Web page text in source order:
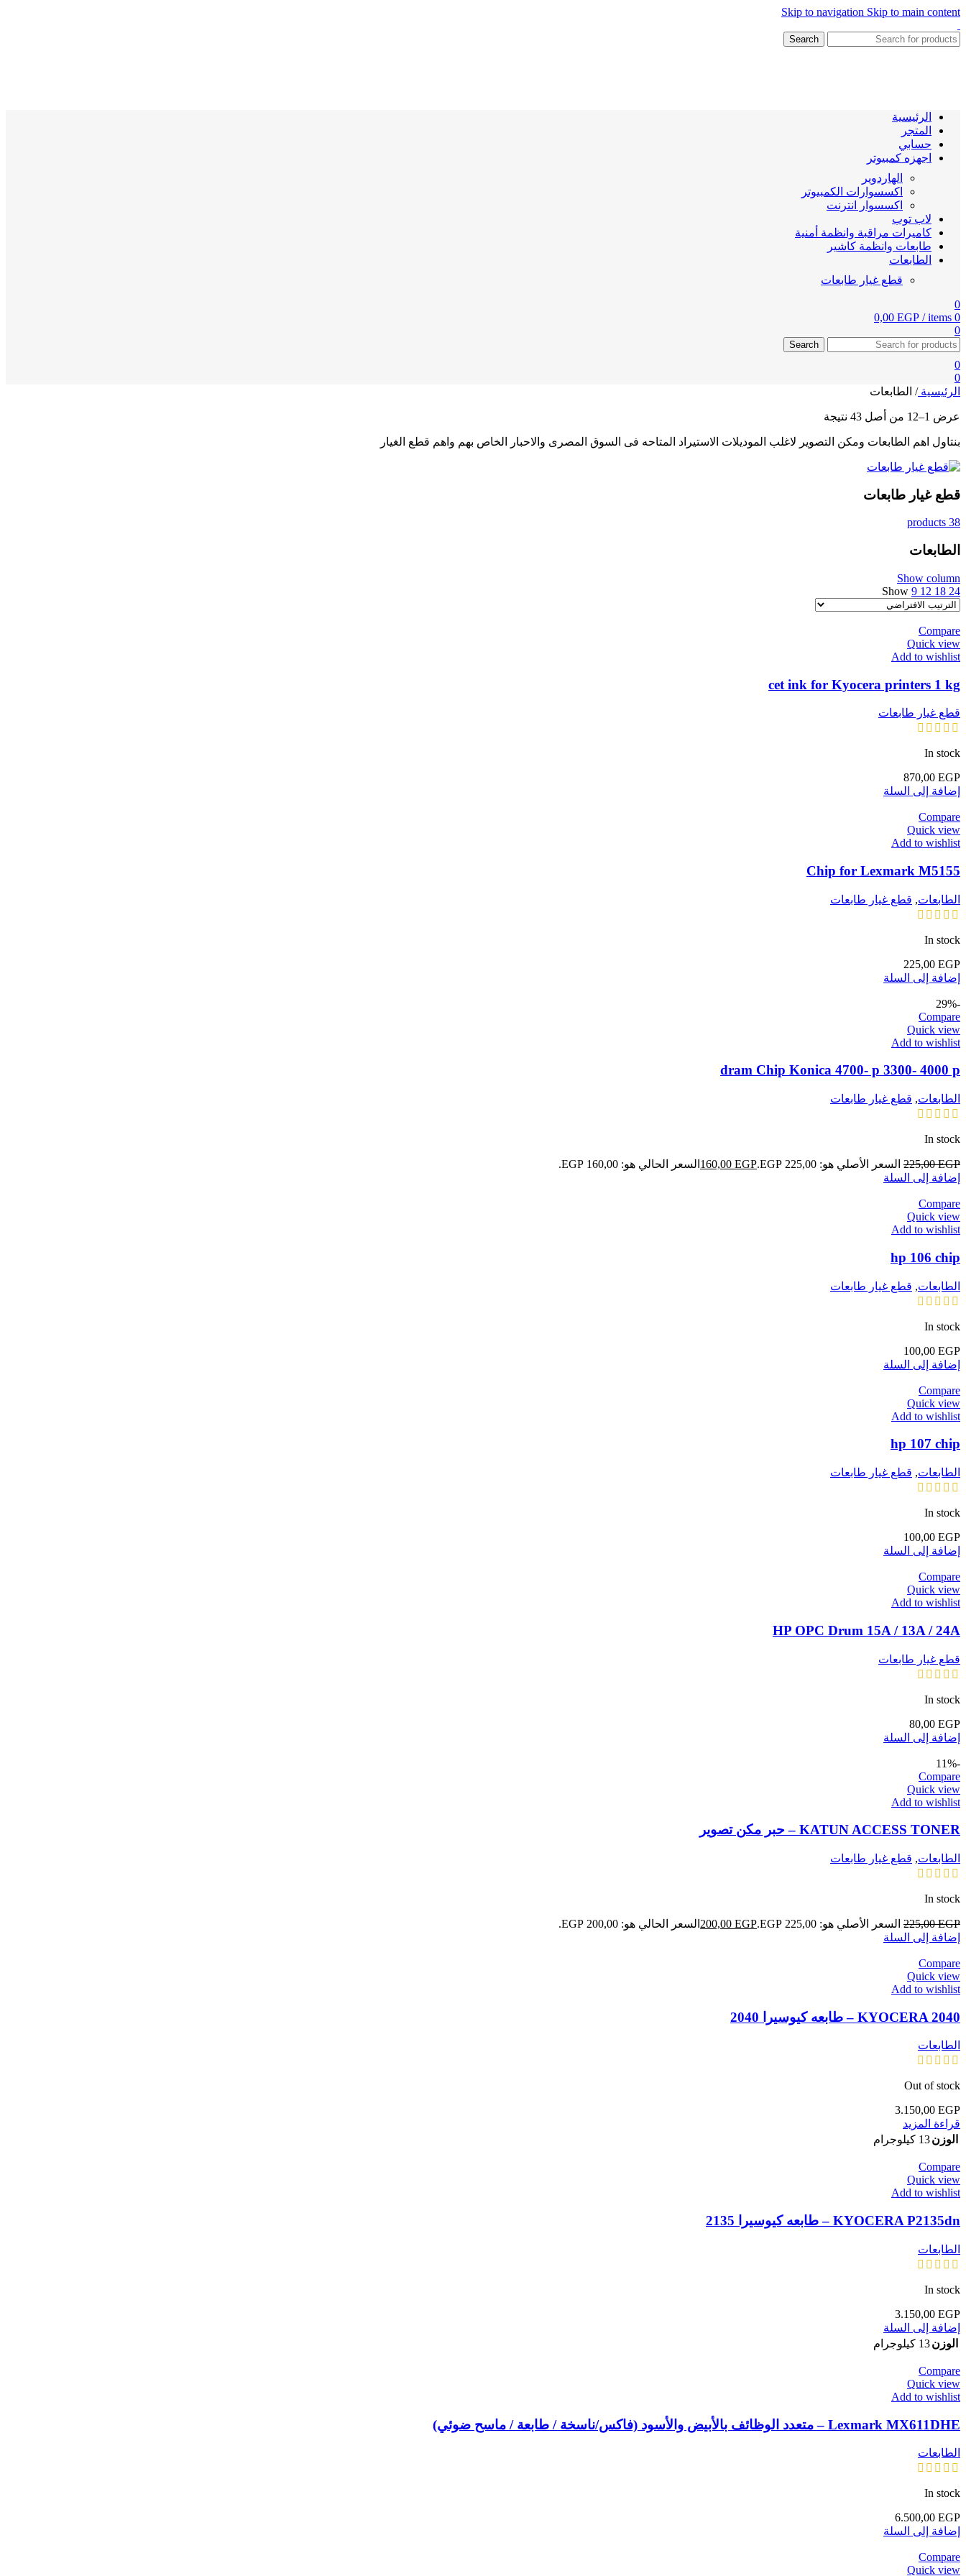
Skip to navigation Skip to main content
Search
الرئيسية
المتجر
حسابي
اجهزه كمبيوتر
الهاردوير
اكسسوارات الكمبيوتر
اكسسوار انترنت
لاب توب
كاميرات مراقبة وانظمة أمنية
طابعات وانظمة كاشير
الطابعات
قطع غيار طابعات
0
0
items
/
0,00 EGP
0
Search
0
0
الرئيسية/ الطابعات
عرض 1–12 من أصل 43 نتيجة
بنتاول اهم الطابعات ومكن التصوير لاغلب الموديلات الاستيراد المتاحه فى السوق المصرى والاحبار الخاص بهم واهم قطع الغيار
قطع غيار طابعات
38 products
الطابعات
Show column
Show 9 12 18 24
Compare
Quick view
Add to wishlist
cet ink for Kyocera printers 1 kg
قطع غيار طابعات
In stock
870,00 EGP
إضافة إلى السلة
Compare
Quick view
Add to wishlist
Chip for Lexmark M5155
الطابعات, قطع غيار طابعات
In stock
225,00 EGP
إضافة إلى السلة
-29%
Compare
Quick view
Add to wishlist
dram Chip Konica 4700- p 3300- 4000 p
الطابعات, قطع غيار طابعات
In stock
225,00EGP السعر الأصلي هو: 225,00 EGP. 160,00 EGP
السعر الحالي هو: 160,00 EGP.
إضافة إلى السلة
Compare
Quick view
Add to wishlist
hp 106 chip
الطابعات, قطع غيار طابعات
In stock
100,00 EGP
إضافة إلى السلة
Compare
Quick view
Add to wishlist
hp 107 chip
الطابعات, قطع غيار طابعات
In stock
100,00 EGP
إضافة إلى السلة
Compare
Quick view
Add to wishlist
HP OPC Drum 15A / 13A / 24A
قطع غيار طابعات
In stock
80,00 EGP
إضافة إلى السلة
-11%
Compare
Quick view
Add to wishlist
KATUN ACCESS TONER – حبر مكن تصوير
الطابعات, قطع غيار طابعات
In stock
225,00EGP السعر الأصلي هو: 225,00 EGP. 200,00 EGP
السعر الحالي هو: 200,00 EGP.
إضافة إلى السلة
Compare
Quick view
Add to wishlist
KYOCERA 2040 – طابعه كيوسيرا 2040
الطابعات
Out of stock
3.150,00 EGP
قراءة المزيد
الوزن13 كيلوجرام
Compare
Quick view
Add to wishlist
KYOCERA P2135dn – طابعه كيوسيرا 2135
الطابعات
In stock
3.150,00 EGP
إضافة إلى السلة
الوزن13 كيلوجرام
Compare
Quick view
Add to wishlist
Lexmark MX611DHE – متعدد الوظائف بالأبيض والأسود (فاكس/ناسخة / طابعة / ماسح ضوئي)
الطابعات
In stock
6.500,00 EGP
إضافة إلى السلة
Compare
Quick view